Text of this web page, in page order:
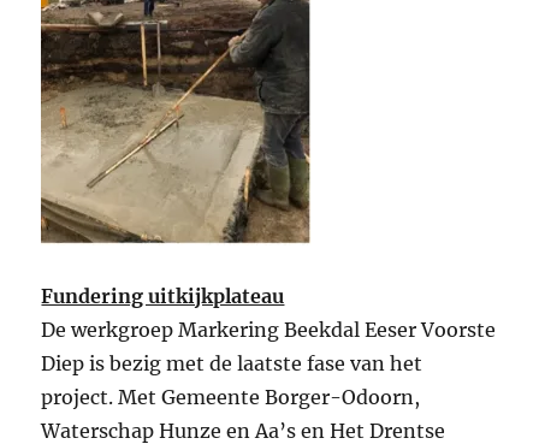
Fundering uitkijkplateau
De werkgroep Markering Beekdal Eeser Voorste
Diep is bezig met de laatste fase van het
project. Met Gemeente Borger-Odoorn,
Waterschap Hunze en Aa’s en Het Drentse